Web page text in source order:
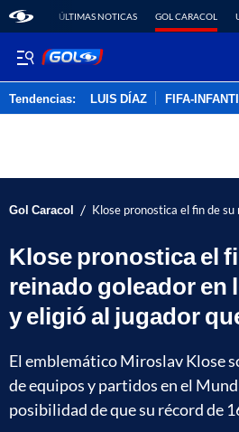
ÚLTIMAS NOTICAS GOL CARACOL
Tendencias: LUIS DÍAZ FIFA-
Gol Caracol / Klose pronostica el fin de
Klose pronostica el
reinado goleador en
y eligió al jugador
El emblemático Miroslav Klose
de equipos y partidos en el
posibilidad de que su récord de